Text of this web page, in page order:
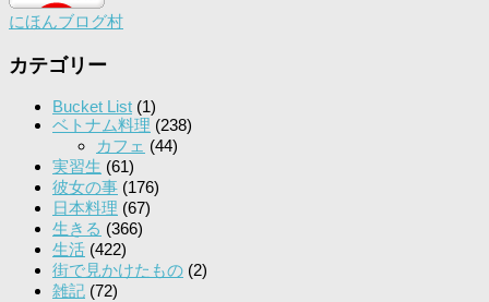
にほんブログ村
カテゴリー
Bucket List (1)
ベトナム料理 (238)
カフェ (44)
実習生 (61)
彼女の事 (176)
日本料理 (67)
生きる (366)
生活 (422)
街で見かけたもの (2)
雑記 (72)